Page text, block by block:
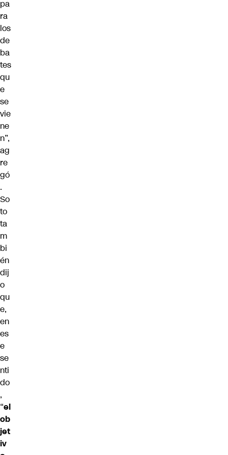
pa
ra
los
de
ba
tes
qu
e
se
vie
ne
n”,
ag
re
gó
.
So
to
ta
m
bi
én
dij
o
qu
e,
en
es
e
se
nti
do
,
“el
ob
jet
iv